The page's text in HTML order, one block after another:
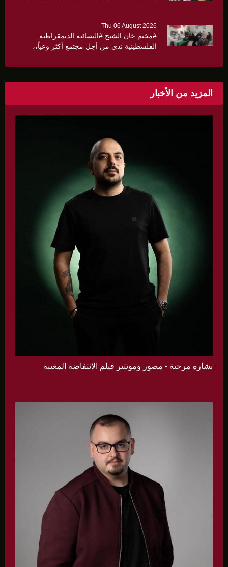
Thu 06 August 2026
#مخيم خان الشيح #النسائية الديمقراطية
الفلسطينية ندى من أجل مجتمع أكثر وعياً،،
بروشورات توعوية على سيدات الحي.
المزيد من الأخبار
بشارة مرجية - مصور ومونتير فيلم الانتفاضة المغيبة